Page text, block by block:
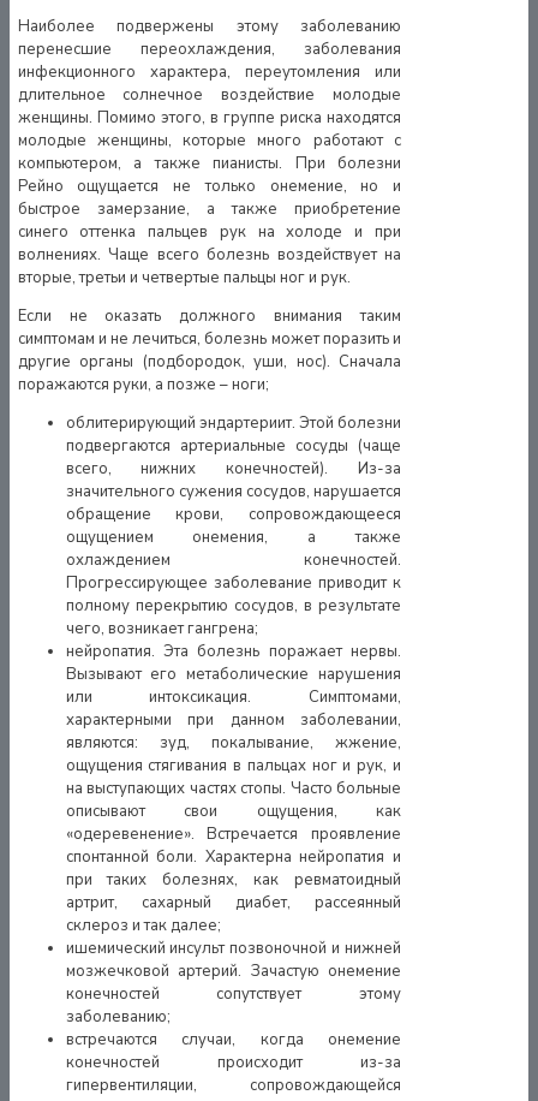
Наиболее подвержены этому заболеванию
перенесшие переохлаждения, заболевания
инфекционного характера, переутомления или
длительное солнечное воздействие молодые
женщины. Помимо этого, в группе риска находятся
молодые женщины, которые много работают с
компьютером, а также пианисты. При болезни
Рейно ощущается не только онемение, но и
быстрое замерзание, а также приобретение
синего оттенка пальцев рук на холоде и при
волнениях. Чаще всего болезнь воздействует на
вторые, третьи и четвертые пальцы ног и рук.
Если не оказать должного внимания таким
симптомам и не лечиться, болезнь может поразить и
другие органы (подбородок, уши, нос). Сначала
поражаются руки, а позже – ноги;
облитерирующий эндартериит. Этой болезни
подвергаются артериальные сосуды (чаще
всего, нижних конечностей). Из-за
значительного сужения сосудов, нарушается
обращение крови, сопровождающееся
ощущением онемения, а также
охлаждением конечностей.
Прогрессирующее заболевание приводит к
полному перекрытию сосудов, в результате
чего, возникает гангрена;
нейропатия. Эта болезнь поражает нервы.
Вызывают его метаболические нарушения
или интоксикация. Симптомами,
характерными при данном заболевании,
являются: зуд, покалывание, жжение,
ощущения стягивания в пальцах ног и рук, и
на выступающих частях стопы. Часто больные
описывают свои ощущения, как
«одеревенение». Встречается проявление
спонтанной боли. Характерна нейропатия и
при таких болезнях, как ревматоидный
артрит, сахарный диабет, рассеянный
склероз и так далее;
ишемический инсульт позвоночной и нижней
мозжечковой артерий. Зачастую онемение
конечностей сопутствует этому
заболеванию;
встречаются случаи, когда онемение
конечностей происходит из-за
гипервентиляции, сопровождающейся